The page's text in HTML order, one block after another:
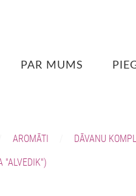
PAR MUMS
AROMĀTI DĀVANU
"ALVEDIK")